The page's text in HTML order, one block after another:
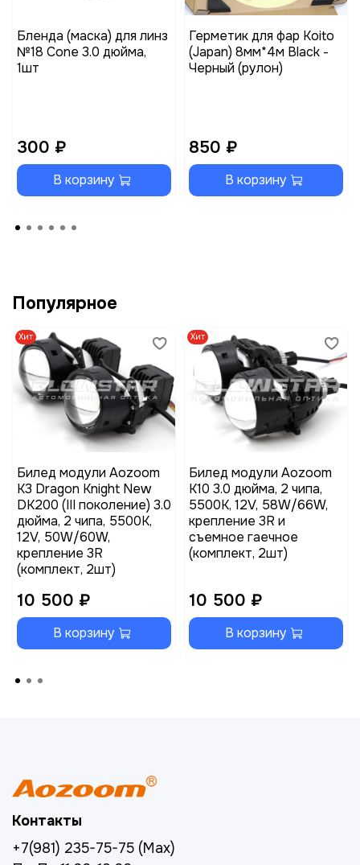
Бленда (маска) для линз
№18 Cone 3.0 дюйма,
1шт
300 ₽
В корзину
Герметик для фар Koito
(Japan) 8мм*4м Black -
Черный (рулон)
850 ₽
В корзину
Популярное
Хит
Билед модули Aozoom
K3 Dragon Knight New
DK200 (III поколение) 3.0
дюйма, 2 чипа, 5500K,
12V, 50W/60W,
крепление 3R
(комплект, 2шт)
10 500 ₽
В корзину
Хит
Билед модули Aozoom
K10 3.0 дюйма, 2 чипа,
5500K, 12V, 58W/66W,
крепление 3R и
съемное гаечное
(комплект, 2шт)
10 500 ₽
В корзину
Контакты
+7(981) 235-75-75 (Max)